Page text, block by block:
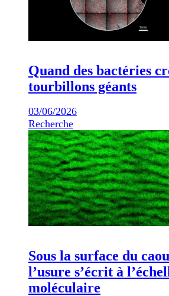
Quand des bactéries
tourbillons géants
03/06/2026
Recherche
Sous la surface du
l’usure s’écrit à
moléculaire